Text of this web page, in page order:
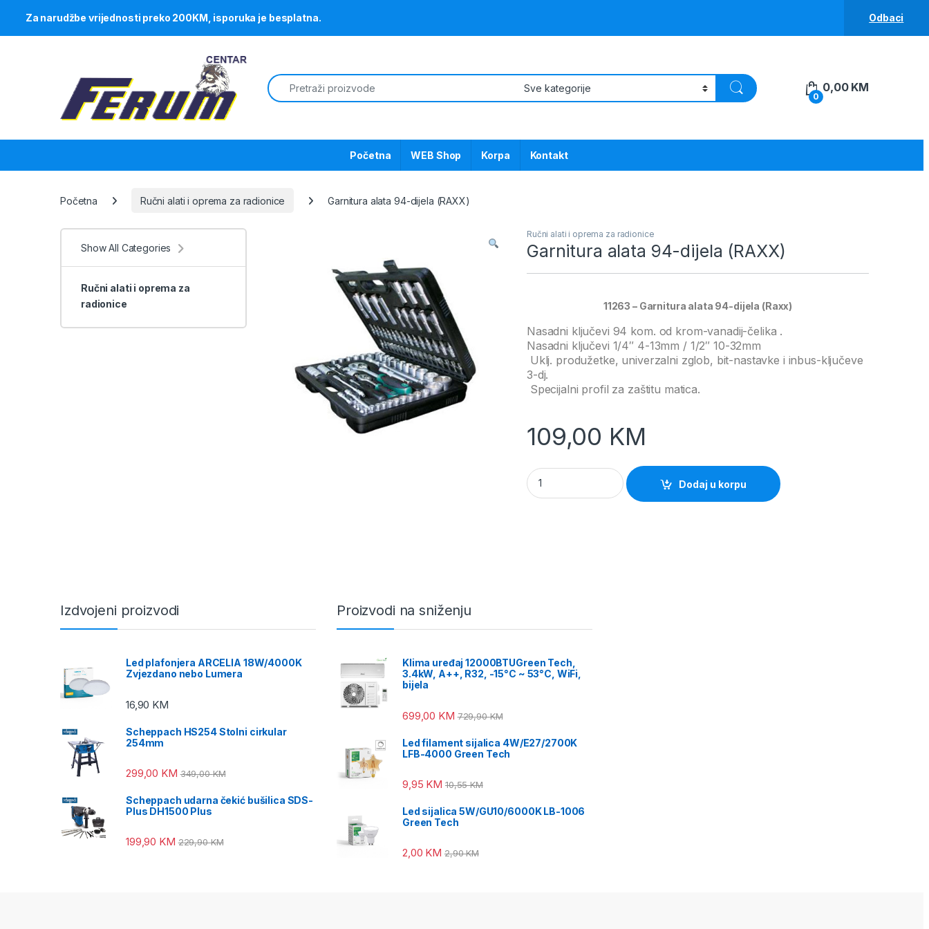
Za narudžbe vrijednosti preko 200KM, isporuka je besplatna. Odbaci
Search for:
0
0,00 KM
Početna WEB Shop Korpa Kontakt
Početna Ručni alati i oprema za radionice Garnitura alata 94-dijela (RAXX)
Ručni alati i oprema za radionice
Garnitura alata 94-dijela (RAXX)
11263 – Garnitura alata 94-dijela (Raxx)
Nasadni ključevi 94 kom. od krom-vanadij-čelika .
Nasadni ključevi 1/4″ 4-13mm / 1/2″ 10-32mm
Uklj. produžetke, univerzalni zglob, bit-nastavke i inbus-ključeve
3-dj.
Specijalni profil za zaštitu matica.
109,00 KM
Garnitura alata 94-dijela (RAXX) quantity
Dodaj u korpu
Show All Categories
Ručni alati i oprema za
radionice
Izdvojeni proizvodi
Led plafonjera ARCELIA 18W/4000K
Zvjezdano nebo Lumera
16,90 KM
Scheppach HS254 Stolni cirkular
254mm
299,00 KM 349,00KM
Scheppach udarna čekić bušilica SDS-
Plus DH1500 Plus
199,90 KM 229,90KM
Proizvodi na sniženju
Klima uređaj 12000BTUGreen Tech,
3.4kW, A++, R32, -15°C ~ 53°C, WiFi,
bijela
699,00 KM 729,90KM
Led filament sijalica 4W/E27/2700K
LFB-4000 Green Tech
9,95 KM 10,55KM
Led sijalica 5W/GU10/6000K LB-1006
Green Tech
2,00 KM 2,90KM